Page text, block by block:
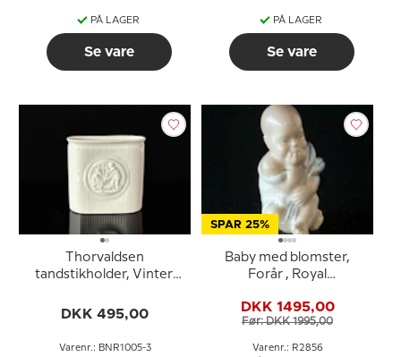
PÅ LAGER
Se vare
PÅ LAGER
Se vare
Thorvaldsen
tandstikholder, Vinter,
DKK 495,00
Varenr.: BNR1005-3
SPAR 25%
Baby med blomster,
Forår , Royal
2856
DKK 1495,00
Før: DKK 1995,00
Varenr.: R2856